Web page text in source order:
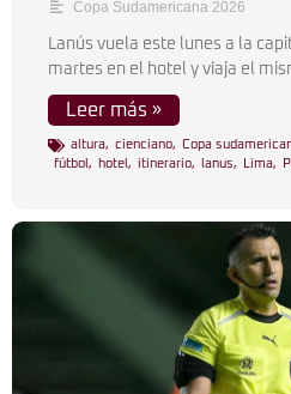
Copa Sudamericana 2026
Lanús vuela este lunes a la
martes en el hotel y viaja el
Leer más »
altura, cienciano, Copa
fútbol , hotel , itinerario, lanus, Lima,